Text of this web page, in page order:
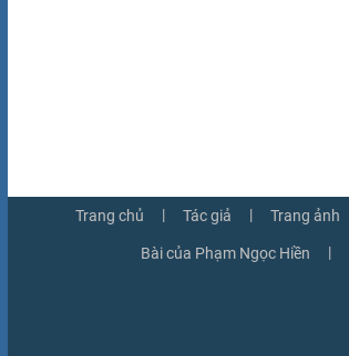
Trang chủ | Tác giả | Trang ảnh
Bài của Phạm Ngọc Hiền |